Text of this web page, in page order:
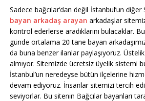
Sadece bağcılar’dan değil İstanbul’un
bayan arkadaş arayan arkadaşlar
kontrol ederlerse aradıklarını bulacaklar.
günde ortalama 20 tane bayan
da buna benzer ilanlar paylaşıyoruz.
almıyor. Sitemizde ücretsiz üyelik sistemi
İstanbul’un neredeyse bütün ilçelerine
devam ediyoruz. İnsanlar sitemizi tercih
seviyorlar. Bu sitenin Bağcılar bayanları